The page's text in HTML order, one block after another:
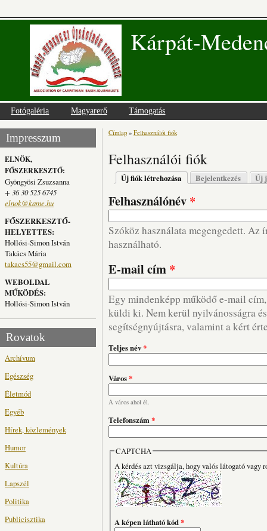
Kárpát-
Fotógaléria Magyarerő Támogatás
Impresszum
ELNÖK,
FŐSZERKESZTŐ:
Gyöngyösi Zsuzsanna
+ 36 30 525 6745
elnok@kame.hu
FŐSZERKESZTŐ-
HELYETTES:
Hollósi-Simon István
Takács Mária
takacs55@gmail.com
WEBOLDAL
MŰKÖDÉS:
Hollósi-Simon István
Rovatok
Archívum
Egészség
Életmód
Egyéb
Hírek, közlemények
Humor
Kultúra
Lapszél
Politika
Publicisztika
Jelenlegi hely
Címlap » Felhasználói fiók
Felhasználói fiók
Elsődleges fülek
Új fiók létrehozása (aktív fül)
Bejelentkezés Új
Felhasználónév *
Szóköz használata megengedett. Az
használható.
E-mail cím *
Egy mindenképp működő e-mail
küldi ki. Nem kerül nyilvánosságra
segítségnyújtásra, valamint a kért
Teljes név*
Város*
A város ahol él.
Telefonszám*
CAPTCHA
A kérdés azt vizsgálja, hogy valós látogató vagy
A képen látható kód*